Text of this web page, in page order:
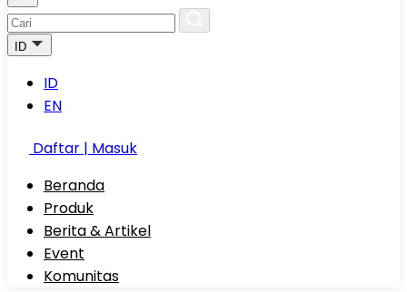
ID
ID
EN
Daftar | Masuk
Beranda
Produk
Berita & Artikel
Event
Komunitas